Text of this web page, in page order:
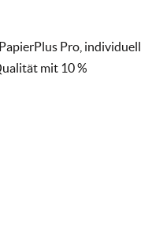
Pro, individuell
mit 10 %